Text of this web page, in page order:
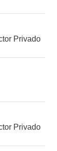
Privado
Privado